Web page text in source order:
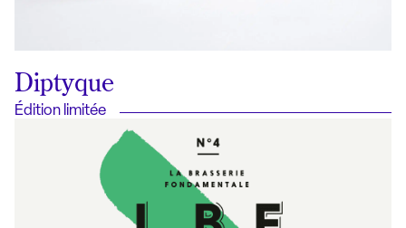
Diptyque
Édition limitée